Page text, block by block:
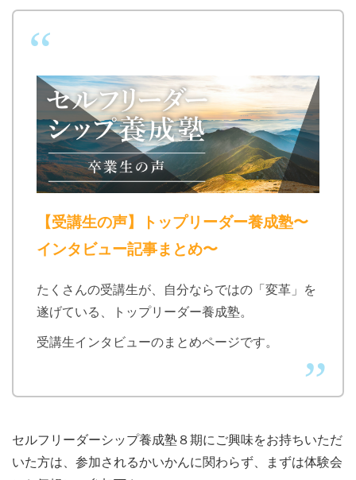
【受講生の声】トップリーダー養成塾〜
インタビュー記事まとめ〜
たくさんの受講生が、自分ならではの「変革」を
遂げている、トップリーダー養成塾。
受講生インタビューのまとめページです。
セルフリーダーシップ養成塾８期にご興味をお持ちいただ
いた方は、参加されるかいかんに関わらず、まずは体験会